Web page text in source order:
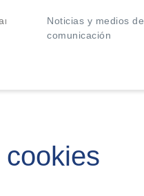
Noticias y medios de
comunicación